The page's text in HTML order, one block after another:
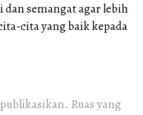
semangat agar lebih
cita yang baik kepada
Ruas yang